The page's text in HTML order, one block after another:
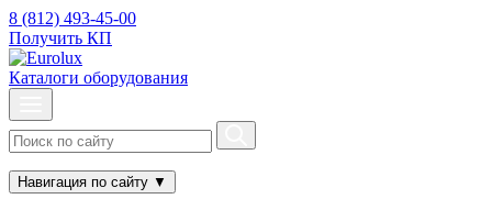
8 (812) 493-45-00
Получить КП
Каталоги оборудования
Навигация по сайту ▼